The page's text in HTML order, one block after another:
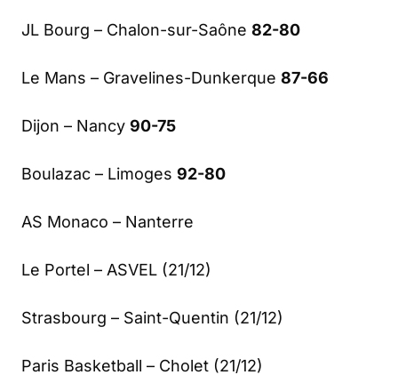
JL Bourg – Chalon-sur-Saône 82-80
Le Mans – Gravelines-Dunkerque 87-66
Dijon – Nancy 90-75
Boulazac – Limoges 92-80
AS Monaco – Nanterre
Le Portel – ASVEL (21/12)
Strasbourg – Saint-Quentin (21/12)
Paris Basketball – Cholet (21/12)